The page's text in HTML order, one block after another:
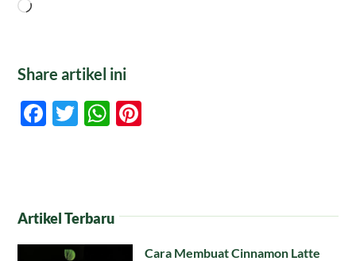
Memuat...
Share artikel ini
Facebook
TwitterWhatsApp
Artikel Terbaru
Cara Membuat Cinnamon Latte